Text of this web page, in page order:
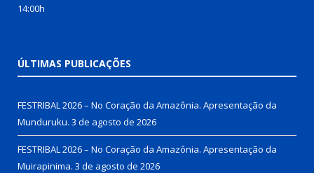
14:00h
ÚLTIMAS PUBLICAÇÕES
FESTRIBAL 2026 – No Coração da Amazônia. Apresentação da
Munduruku. 3 de agosto de 2026
FESTRIBAL 2026 – No Coração da Amazônia. Apresentação da
Muirapinima. 3 de agosto de 2026